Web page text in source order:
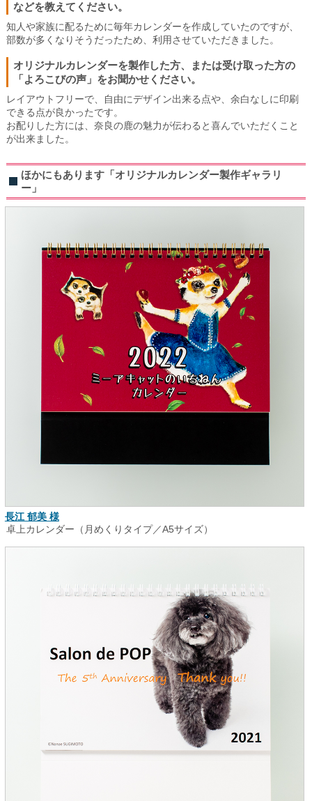
などを教えてください。
知人や家族に配るために毎年カレンダーを作成していたのですが、
部数が多くなりそうだったため、利用させていただきました。
オリジナルカレンダーを製作した方、または受け取った方の
「よろこびの声」をお聞かせください。
レイアウトフリーで、自由にデザイン出来る点や、余白なしに印刷
できる点が良かったです。
お配りした方には、奈良の鹿の魅力が伝わると喜んでいただくこと
が出来ました。
ほかにもあります「オリジナルカレンダー製作ギャラリ
ー」
長江 郁美 様
卓上カレンダー（月めくりタイプ／A5サイズ）